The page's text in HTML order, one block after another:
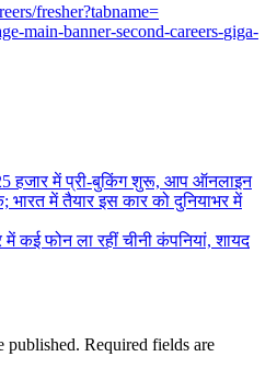
fresher?tabname=
main-banner-second-careers-giga-
हजार में प्री-बुकिंग शुरू, आप ऑनलाइन
में तैयार इस कार को दुनियाभर में
में कई फोन ला रहीं चीनी कंपनियां, शायद
published. Required fields are